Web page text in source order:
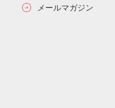
メールマガジン